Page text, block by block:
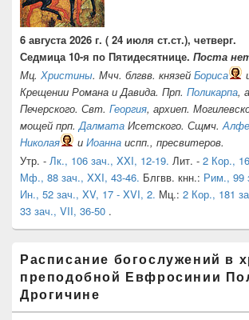
6 августа 2026 г. ( 24 июля ст.ст.), четверг.
Седмица 10-я по Пятидесятнице. Поста
Мц. Христины. Мчч. блгвв. князей Бориса
Крещении Романа и Давида. Прп. Поликарпа,
Печерского. Свт. Георгия, архиеп.
мощей прп. Далмата Исетского. Сщмч.
Николая
и Иоанна испп., пресвитеров.
Утр. - Лк., 106 зач., XXI, 12-19. Лит. - 2 Кор.,
Мф., 88 зач., XXI, 43-46. Блгвв. кнн.: Рим., 99
Ин., 52 зач., XV, 17 - XVI, 2. Мц.: 2 Кор., 181
33 зач., VII, 36-50 .
Расписание богослужений в
преподобной Евфросинии
Дрогичине